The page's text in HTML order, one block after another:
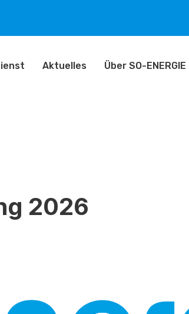
Aktuelles Über SO-ENERGIE
2026